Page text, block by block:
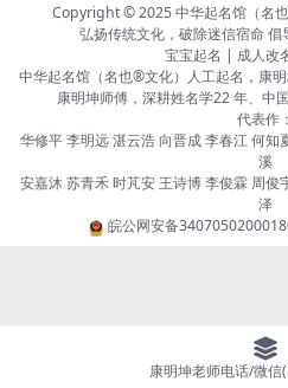
Copyright © 2025中华起名馆（名
弘扬传统文化，破除迷信宿命
宝宝起名 | 成人改
中华起名馆（名也®文化）人工起名，康
康明坤师傅，深耕姓名学22 年、中
代表作：
华修平 李明远 湛云浩 向晋成 李春江 何
溪
安嘉沐 苏青禾 时芃安 王诗博 李俊霖 周
泽
皖公网安备
康明坤老师电话/微